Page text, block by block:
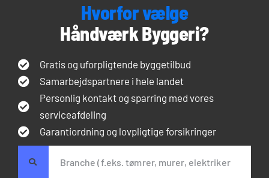
Hvorfor vælge
Håndværk Byggeri?
Gratis og uforpligtende byggetilbud
Samarbejdspartnere i hele landet
Personlig kontakt og sparring med vores
serviceafdeling
Garantiordning og lovpligtige forsikringer